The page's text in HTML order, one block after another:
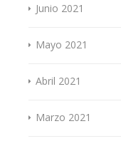
Junio 2021
Mayo 2021
Abril 2021
Marzo 2021